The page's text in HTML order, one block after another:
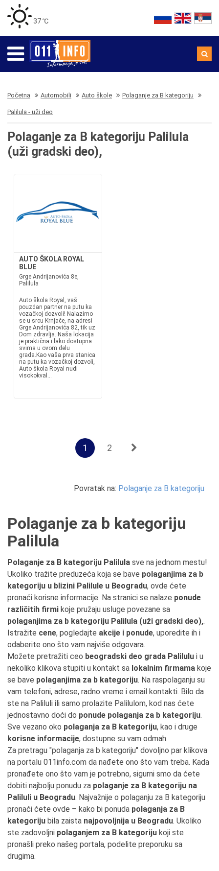
37 ℃
Početna Automobili Auto škole Polaganje za B kategoriju
Palilula - uži deo
Polaganje za B kategoriju Palilula
(uži gradski deo),
AUTO ŠKOLA ROYAL
BLUE
Grge Andrijanovića 8e,
Palilula
Auto škola Royal, vaš
pouzdan partner na putu ka
vozačkoj dozvoli! Nalazimo
se u srcu Krnjače, na adresi
Grge Andrijanovića 82, tik uz
Dom zdravlja. Naša lokacija
je praktična i lako dostupna
svima u ovom delu
grada.Kao vaša prva stanica
na putu ka vozačkoj dozvoli,
Auto škola Royal nudi
visokokval...
1 2
Povratak na: Polaganje za B kategoriju
Polaganje za b kategoriju
Palilula
Polaganje za B kategoriju Palilula sve na jednom mestu!
Ukoliko tražite preduzeća koja se bave polaganjima za b
kategoriju u blizini Palilule u Beogradu, ovde ćete
pronaći korisne informacije. Na stranici se nalaze ponude
različitih firmi koje pružaju usluge povezane sa
polaganjima za b kategoriju Palilula (uži gradski deo),.
Istražite cene, pogledajte akcije i ponude, uporedite ih i
odaberite ono što vam najviše odgovara.
Možete pretražiti ceo beogradski deo grada Palilulu i u
nekoliko klikova stupiti u kontakt sa lokalnim firmama koje
se bave polaganjima za b kategoriju. Na raspolaganju su
vam telefoni, adrese, radno vreme i email kontakti. Bilo da
ste na Paliluli ili samo prolazite Palilulom, kod nas ćete
jednostavno doći do ponude polaganja za b kategoriju.
Sve vezano oko polaganja za B kategoriju, kao i druge
korisne informacije, dostupne su vam odmah.
Za pretragu "polaganja za b kategoriju" dovoljno par klikova
na portalu 011info.com da nađete ono što vam treba. Kada
pronađete ono što vam je potrebno, sigurni smo da ćete
dobiti najbolju ponudu za polaganje za B kategoriju na
Paliluli u Beogradu. Najvažnije o polaganju za B kategoriju
pronaći ćete ovde – kako bi ponuda polaganja za B
kategoriju bila zaista najpovoljnija u Beogradu. Ukoliko
ste zadovoljni polaganjem za B kategoriju koji ste
pronašli preko našeg portala, podelite preporuku sa
drugima.